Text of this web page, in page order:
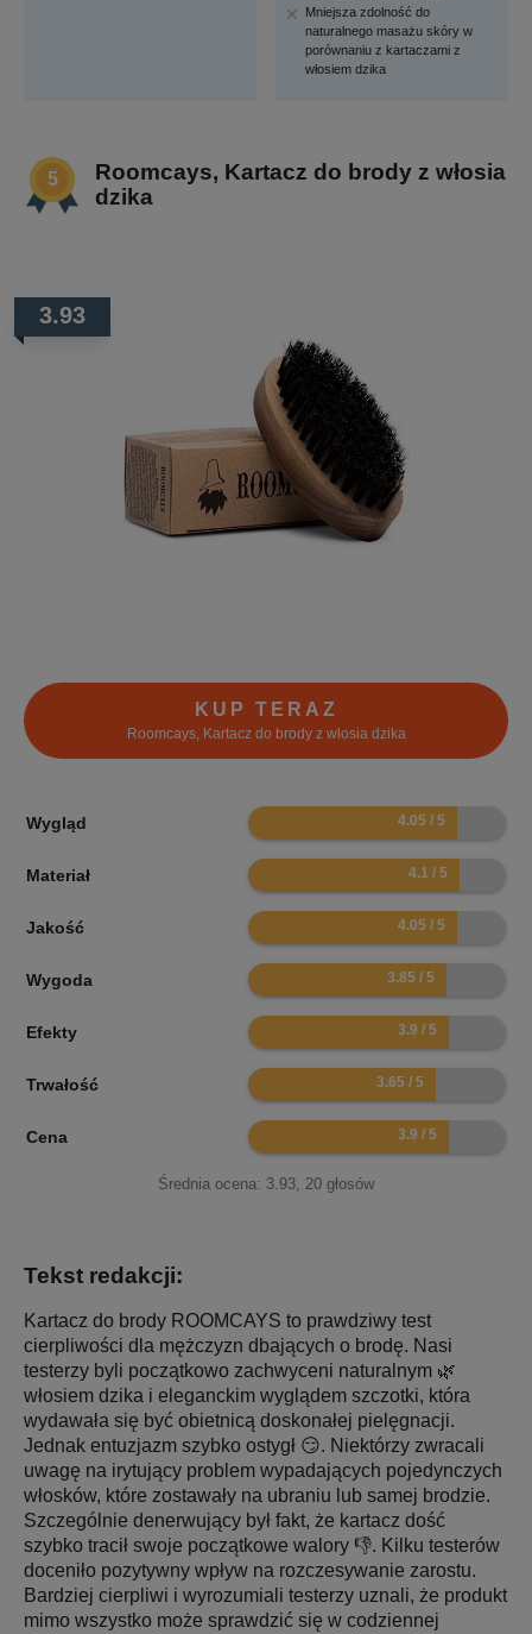
Mniejsza zdolność do
naturalnego masażu skóry w
porównaniu z kartaczami z
włosiem dzika
Roomcays, Kartacz do brody z włosia
dzika
3.93
KUP TERAZ
Roomcays, Kartacz do brody z włosia dzika
Wygląd 8.1
Materiał 8.2
Jakość 8.1
Wygoda 7.7
Efekty 7.8
Trwałość 7.3
Cena 7.8
Średnia ocena: 3.93, 20 głosów
Tekst redakcji:
Kartacz do brody ROOMCAYS to prawdziwy test
cierpliwości dla mężczyzn dbających o brodę. Nasi
testerzy byli początkowo zachwyceni naturalnym 🌿
włosiem dzika i eleganckim wyglądem szczotki, która
wydawała się być obietnicą doskonałej pielęgnacji.
Jednak entuzjazm szybko ostygł 😏. Niektórzy zwracali
uwagę na irytujący problem wypadających pojedynczych
włosków, które zostawały na ubraniu lub samej brodzie.
Szczególnie denerwujący był fakt, że kartacz dość
szybko tracił swoje początkowe walory 👎. Kilku testerów
doceniło pozytywny wpływ na rozczesywanie zarostu.
Bardziej cierpliwi i wyrozumiali testerzy uznali, że produkt
mimo wszystko może sprawdzić się w codziennej